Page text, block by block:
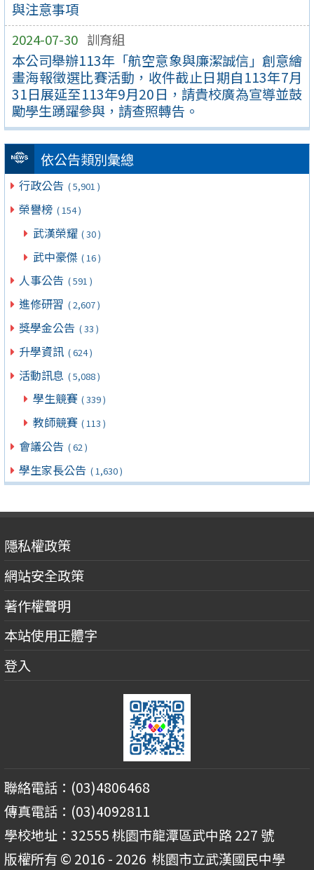
與注意事項
2024-07-30 訓育組
本公司舉辦113年「航空意象與廉潔誠信」創意繪
畫海報徵選比賽活動，收件截止日期自113年7月
31日展延至113年9月20日，請貴校廣為宣導並鼓
勵學生踴躍參與，請查照轉告。
依公告類別彙總
行政公告 ( 5,901 )
榮譽榜 ( 154 )
武漢榮耀 ( 30 )
武中豪傑 ( 16 )
人事公告 ( 591 )
進修研習 ( 2,607 )
獎學金公告 ( 33 )
升學資訊 ( 624 )
活動訊息 ( 5,088 )
學生競賽 ( 339 )
教師競賽 ( 113 )
會議公告 ( 62 )
學生家長公告 ( 1,630 )
隱私權政策
網站安全政策
著作權聲明
本站使用正體字
登入
聯絡電話：(03)4806468
傳真電話：(03)4092811
學校地址：32555 桃園市龍潭區武中路 227 號
版權所有 © 2016 - 2026 桃園市立武漢國民中學